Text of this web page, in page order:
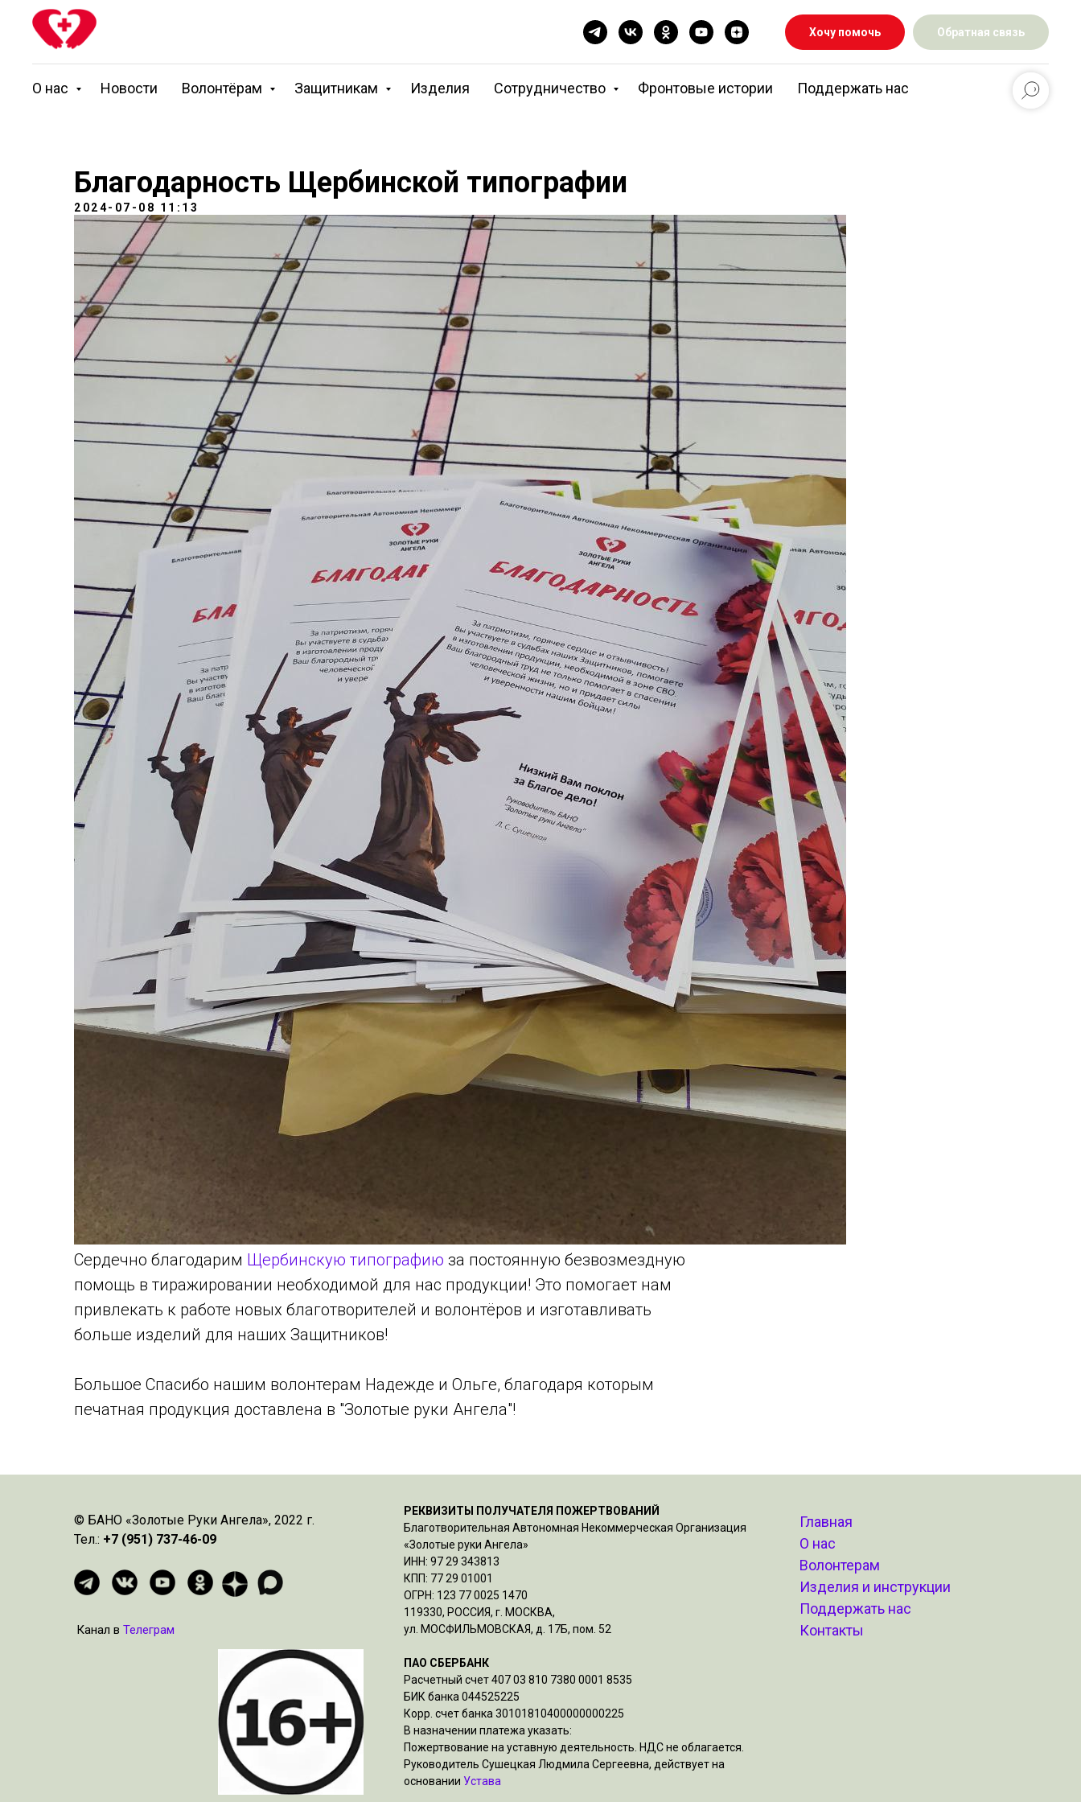
Хочу помочь Обратная связь
О нас Новости Волонтёрам Защитникам Изделия Сотрудничество Фронтовые истории Поддержать нас
Благодарность Щербинской типографии
2024-07-08 11:13
Сердечно благодарим Щербинскую типографию за постоянную безвозмездную
помощь в тиражировании необходимой для нас продукции! Это помогает нам
привлекать к работе новых благотворителей и волонтёров и изготавливать
больше изделий для наших Защитников!
Большое Спасибо нашим волонтерам Надежде и Ольге, благодаря которым
печатная продукция доставлена в "Золотые руки Ангела"!
© БАНО «Золотые Руки Ангела», 2022 г.
Тел.: +7 (951) 737-46-09
РЕКВИЗИТЫ ПОЛУЧАТЕЛЯ ПОЖЕРТВОВАНИЙ
Благотворительная Автономная Некоммерческая Организация
«Золотые руки Ангела»
ИНН: 97 29 343813
КПП: 77 29 01001
ОГРН: 123 77 0025 1470
119330, РОССИЯ, г. МОСКВА,
ул. МОСФИЛЬМОВСКАЯ, д. 17Б, пом. 52
ПАО СБЕРБАНК
Расчетный счет 407 03 810 7380 0001 8535
БИК банка 044525225
Корр. счет банка 30101810400000000225
В назначении платежа указать:
Пожертвование на уставную деятельность. НДС не облагается.
Руководитель Сушецкая Людмила Сергеевна, действует на
основании Устава
Канал в Телеграм
Главная
О нас
Волонтерам
Изделия и инструкции
Поддержать нас
Контакты